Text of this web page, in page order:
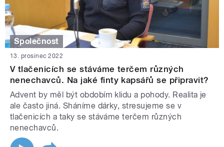
Společnost
13. prosinec 2022
V tlačenicích se stáváme terčem různých
nenechavců. Na jaké finty kapsářů se připravit?
Advent by měl být obdobím klidu a pohody. Realita je
ale často jiná. Sháníme dárky, stresujeme se v
tlačenicích a taky se stáváme terčem různých
nenechavců.